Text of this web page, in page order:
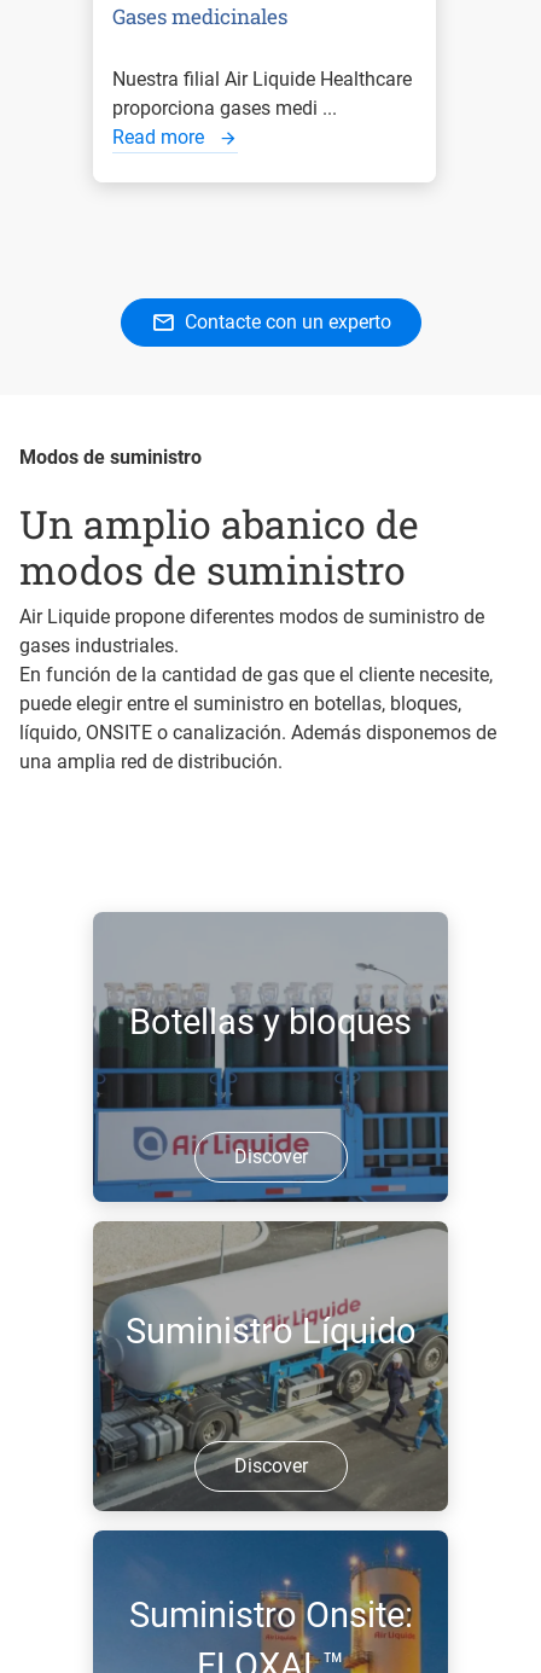
Gases medicinales
Nuestra filial Air Liquide Healthcare
proporciona gases medi ...
Read more
Contacte con un experto
Modos de suministro
Un amplio abanico de
modos de suministro
Air Liquide propone diferentes modos de suministro de
gases industriales.
En función de la cantidad de gas que el cliente necesite,
puede elegir entre el suministro en botellas, bloques,
líquido, ONSITE o canalización. Además disponemos de
una amplia red de distribución.
Botellas y bloques
Discover
Suministro Líquido
Discover
Suministro Onsite: